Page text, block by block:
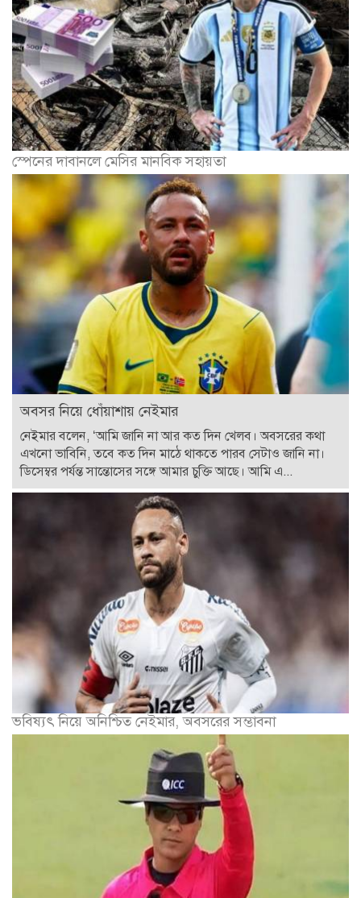
স্পেনের দাবানলে মেসির মানবিক সহায়তা
অবসর নিয়ে ধোঁয়াশায় নেইমার
নেইমার বলেন, ‘আমি জানি না আর কত দিন খেলব। অবসরের কথা
এখনো ভাবিনি, তবে কত দিন মাঠে থাকতে পারব সেটাও জানি না।
ডিসেম্বর পর্যন্ত সান্তোসের সঙ্গে আমার চুক্তি আছে। আমি এ...
ভবিষ্যৎ নিয়ে অনিশ্চিত নেইমার, অবসরের সম্ভাবনা